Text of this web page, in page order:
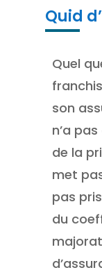
Quid
Quel
son
n’a
de la
met
pas
du